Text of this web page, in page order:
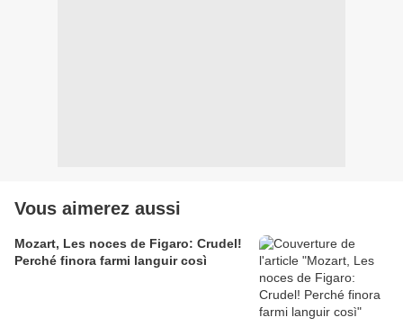
Vous aimerez aussi
Mozart, Les noces de Figaro: Crudel!
Perché finora farmi languir così